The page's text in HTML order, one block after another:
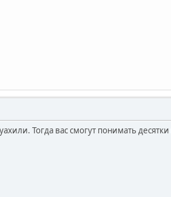
Тогда вас смогут понимать